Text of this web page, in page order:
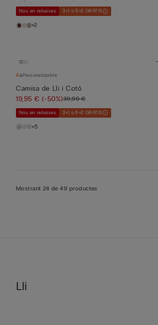
Nou en rebaixes 3+1 o 5+2 GRATIS
+2
Personalitzable
Camisa de Lli i Cotó
19,95 €(-50%)39,90 €
Nou en rebaixes 3+1 o 5+2 GRATIS
+5
Mostrant 24 de 49 productes
Lli